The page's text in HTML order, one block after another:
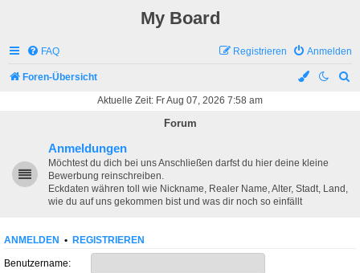
My Board
FAQ Anmelden
Registrieren
Foren-Übersicht
Aktuelle Zeit: Fr Aug 07, 2026 7:58 am
Forum
Anmeldungen
Möchtest du dich bei uns Anschließen darfst du hier deine kleine
Bewerbung reinschreiben.
Eckdaten währen toll wie Nickname, Realer Name, Alter, Stadt, Land,
wie du auf uns gekommen bist und was dir noch so einfällt
ANMELDEN • REGISTRIEREN
Benutzername: